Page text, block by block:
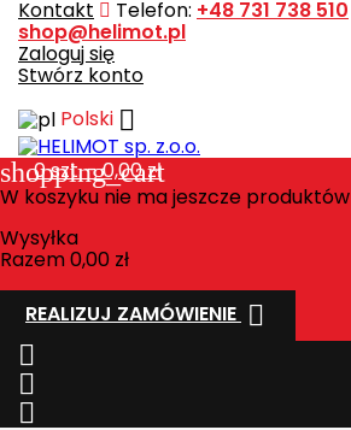
Kontakt Telefon: +48 731 738 510
shop@helimot.pl
Zaloguj się
Stwórz konto
Polski 
shopping_cart
0szt. - 0,00 zł
W koszyku nie ma jeszcze produktów
Wysyłka
Razem0,00 zł
REALIZUJ ZAMÓWIENIE 


